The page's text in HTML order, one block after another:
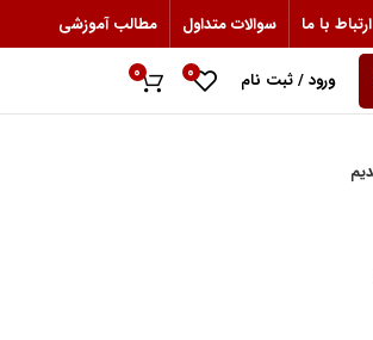
ارتباط با ما سوالات متداول
مطالب آموزشی
ورود / ثبت نام 0
0